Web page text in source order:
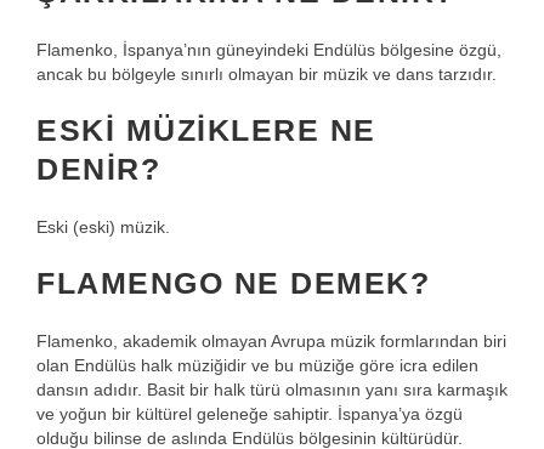
Flamenko, İspanya’nın güneyindeki Endülüs bölgesine özgü,
ancak bu bölgeyle sınırlı olmayan bir müzik ve dans tarzıdır.
ESKI MÜZIKLERE NE
DENIR?
Eski (eski) müzik.
FLAMENGO NE DEMEK?
Flamenko, akademik olmayan Avrupa müzik formlarından biri
olan Endülüs halk müziğidir ve bu müziğe göre icra edilen
dansın adıdır. Basit bir halk türü olmasının yanı sıra karmaşık
ve yoğun bir kültürel geleneğe sahiptir. İspanya’ya özgü
olduğu bilinse de aslında Endülüs bölgesinin kültürüdür.